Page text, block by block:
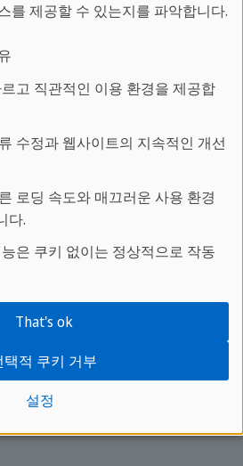
격 알아보기
(영어)
)
를 제공할 수 있는지를 파악합니다.
고 직관적인 이용 환경을 제공합
수정과 웹사이트의 지속적인 개선
로딩 속도와 매끄러운 사용 환경
다.
은 쿠키 없이는 정상적으로 작동
설정
택적 쿠키 거부
That's ok